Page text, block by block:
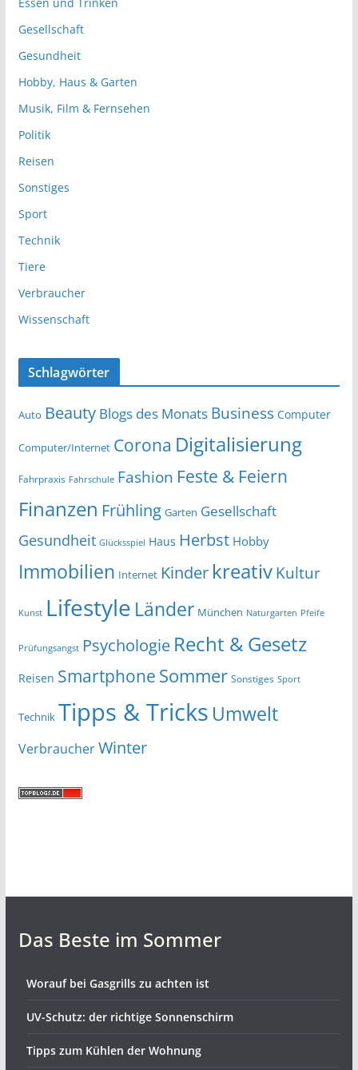
Gesellschaft
Gesundheit
Hobby, Haus & Garten
Musik, Film & Fernsehen
Politik
Reisen
Sonstiges
Sport
Technik
Tiere
Verbraucher
Wissenschaft
Schlagwörter
Auto Beauty Blogs des Monats Business Computer
Computer/Internet Corona Digitalisierung
Fahrpraxis Fahrschule Fashion Feste & Feiern
Finanzen Frühling Garten Gesellschaft
Gesundheit Glücksspiel Haus Herbst Hobby
Immobilien Internet Kinder kreativKultur
Kunst Lifestyle Länder München Naturgarten Pfeife
Prüfungsangst Psychologie Recht & Gesetz
Reisen Smartphone Sommer Sonstiges Sport
Technik Tipps & Tricks Umwelt
VerbraucherWinter
Das Beste im Sommer
Worauf bei Gasgrills zu achten ist
UV-Schutz: der richtige Sonnenschirm
Tipps zum Kühlen der Wohnung